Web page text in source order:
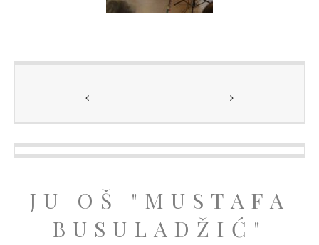
JU OŠ "MUSTAFA
BUSULADŽIĆ"